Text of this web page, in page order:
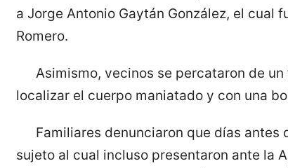
a Jorge Antonio Gaytán González, el cual
Romero.
Asimismo, vecinos se percataron de
localizar el cuerpo maniatado y con una
Familiares denunciaron que días antes
sujeto al cual incluso presentaron ante la